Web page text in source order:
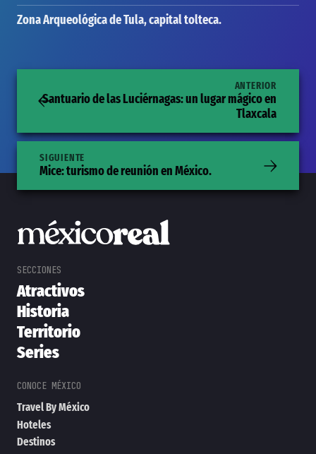
Zona Arqueológica de Tula, capital tolteca.
ANTERIOR
Santuario de las Luciérnagas: un lugar mágico en
Tlaxcala
SIGUIENTE
Mice: turismo de reunión en México.
Atractivos
Historia
Territorio
Series
Travel By México
Hoteles
Destinos